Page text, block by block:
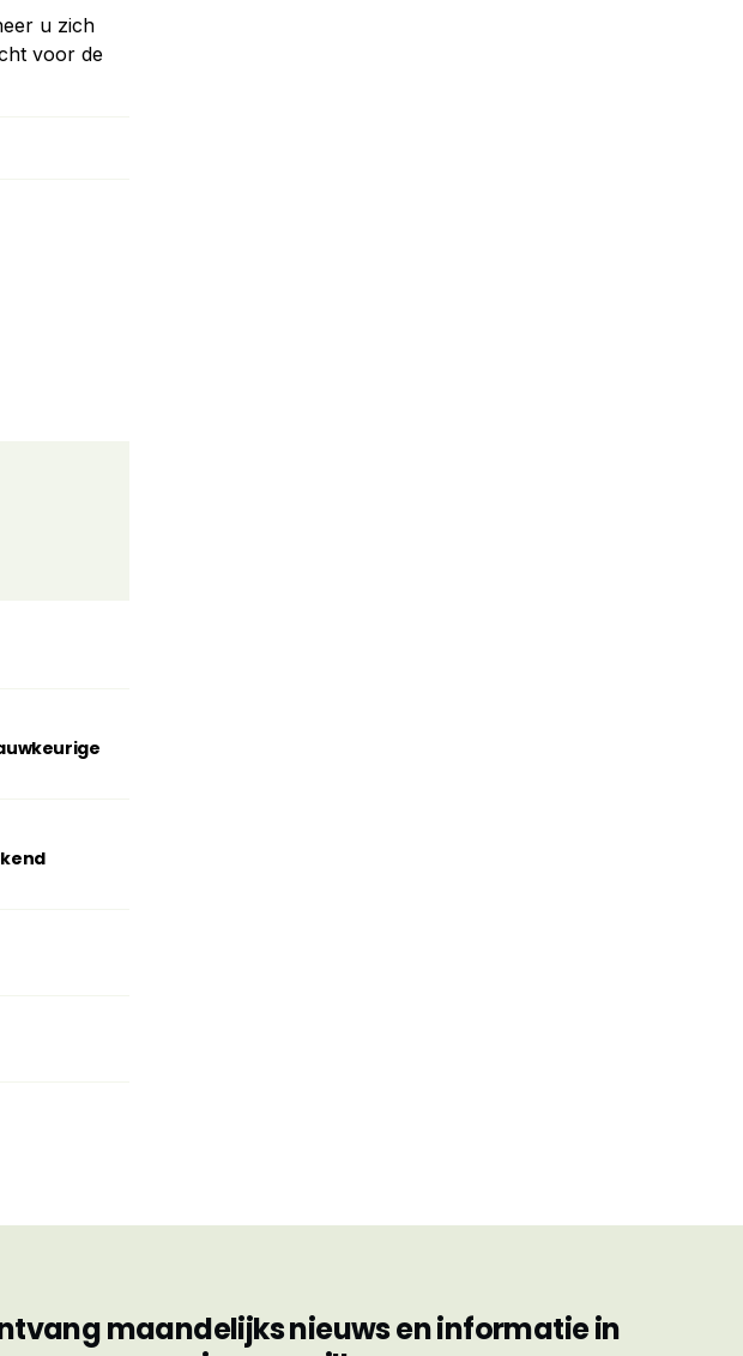
u zich
voor de
maandelijks nieuws en informatie in